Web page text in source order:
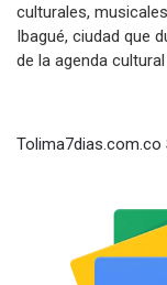
culturales,
Ibagué, ciudad que
de la agenda
Tolima7dias.com.co